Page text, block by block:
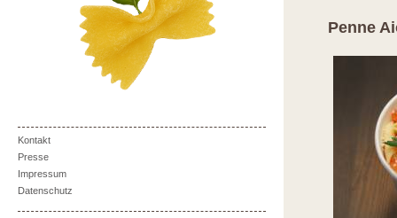
Kontakt
Presse
Impressum
Datenschutz
Penne